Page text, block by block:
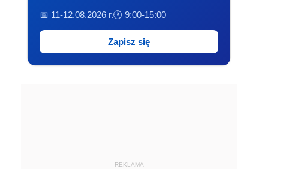
📅 11-12.08.2026 r.🕐 9:00-15:00
Zapisz się
REKLAMA